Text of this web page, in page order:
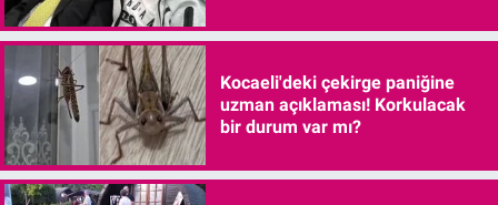
Kocaeli'deki çekirge paniğine
uzman açıklaması! Korkulacak
bir durum var mı?